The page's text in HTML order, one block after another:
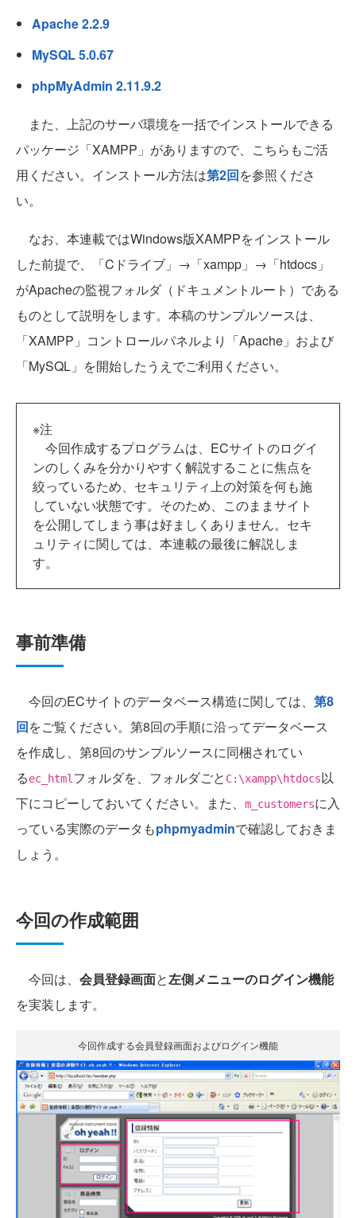
Apache 2.2.9
MySQL 5.0.67
phpMyAdmin 2.11.9.2
また、上記のサーバ環境を一括でインストールできる
パッケージ「XAMPP」がありますので、こちらもご活
用ください。インストール方法は第2回を参照くださ
い。
なお、本連載ではWindows版XAMPPをインストール
した前提で、「Cドライブ」→「xampp」→「htdocs」
がApacheの監視フォルダ（ドキュメントルート）である
ものとして説明をします。本稿のサンプルソースは、
「XAMPP」コントロールパネルより「Apache」および
「MySQL」を開始したうえでご利用ください。
※注
今回作成するプログラムは、ECサイトのログイ
ンのしくみを分かりやすく解説することに焦点を
絞っているため、セキュリティ上の対策を何も施
していない状態です。そのため、このままサイト
を公開してしまう事は好ましくありません。セキ
ュリティに関しては、本連載の最後に解説しま
す。
事前準備
今回のECサイトのデータベース構造に関しては、 第8
回をご覧ください。第8回の手順に沿ってデータベース
を作成し、第8回のサンプルソースに同梱されてい
るec_html フォルダを、フォルダごと C:\xampp\htdocs以
下にコピーしておいてください。また、
m_customersに入
っている実際のデータもphpmyadminで確認しておきま
しょう。
今回の作成範囲
今回は、 会員登録画面と左側メニューのログイン機能
を実装します。
今回作成する会員登録画面およびログイン機能